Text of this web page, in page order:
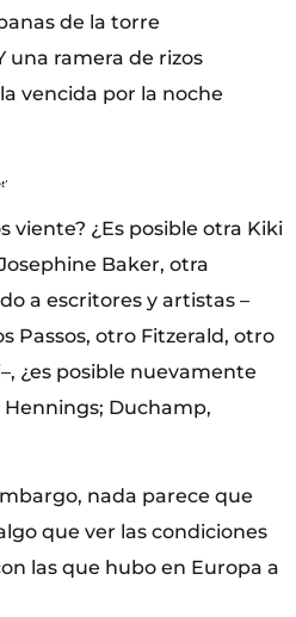
de la torre
una ramera de rizos
vencida por la noche
viente? ¿Es posible otra Kiki
Baker, otra
a escritores y artistas –
Passos, otro Fitzerald, otro
¿es posible nuevamente
Hennings; Duchamp,
nada parece que
que ver las condiciones
las que hubo en Europa a